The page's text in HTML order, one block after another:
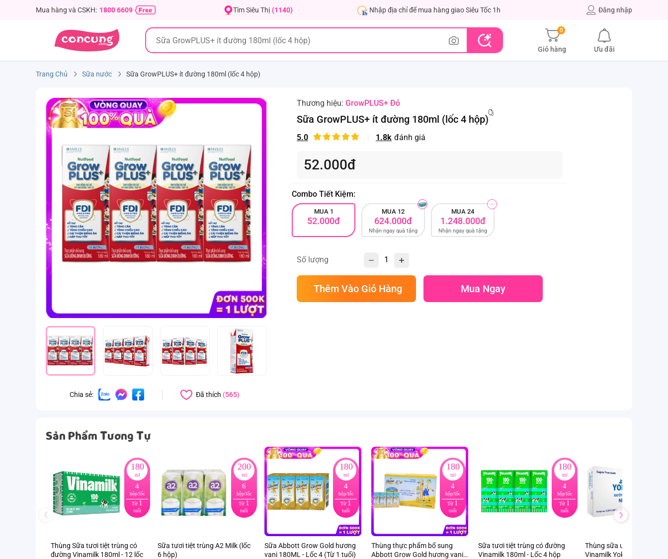
Mua hàng và CSKH: 1800 6609 Tìm Siêu Thị (1140) Nhập địa chỉ để mua hàng giao Siêu Tốc 1h Đăng nhập
0
Giỏ hàng Ưu đãi
Trang Chủ Sữa nước Sữa GrowPLUS+ ít đường 180ml (lốc 4 hộp)
Chia sẻ: Đã thích (565)
Thương hiệu: GrowPLUS+ Đỏ
Sữa GrowPLUS+ ít đường 180ml (lốc 4 hộp)
5.0 1.8k đánh giá
52.000đ
Combo Tiết Kiệm:
MUA 1
52.000đ
MUA 12
624.000đ
Nhận ngay quà tặng
MUA 24
1.248.000đ
Nhận ngay quà tặng
Số lượng
Thêm Vào Giỏ Hàng Mua Ngay
Sản Phẩm Tương Tự
180
ml
4
hộp/lốc
Từ 1
tuổi
Thùng Sữa tươi tiệt trùng có
đường Vinamilk 180ml - 12 lốc
200
ml
6
hộp/lốc
Từ 1
tuổi
Sữa tươi tiệt trùng A2 Milk (lốc
6 hộp)
180
ml
4
hộp/lốc
Từ 1
tuổi
Sữa Abbott Grow Gold hương
vani 180ML - Lốc 4 (Từ 1 tuổi)
180
ml
4
hộp/lốc
Từ 1
tuổi
Thùng thực phẩm bổ sung
Abbott Grow Gold hương vani
180
ml
4
hộp/lốc
Từ 1
tuổi
Sữa tươi tiệt trùng có đường
Vinamilk 180ml - Lốc 4 hộp
Thùng sữa uống dinh
Vinamilk Yoko Gold 110ml